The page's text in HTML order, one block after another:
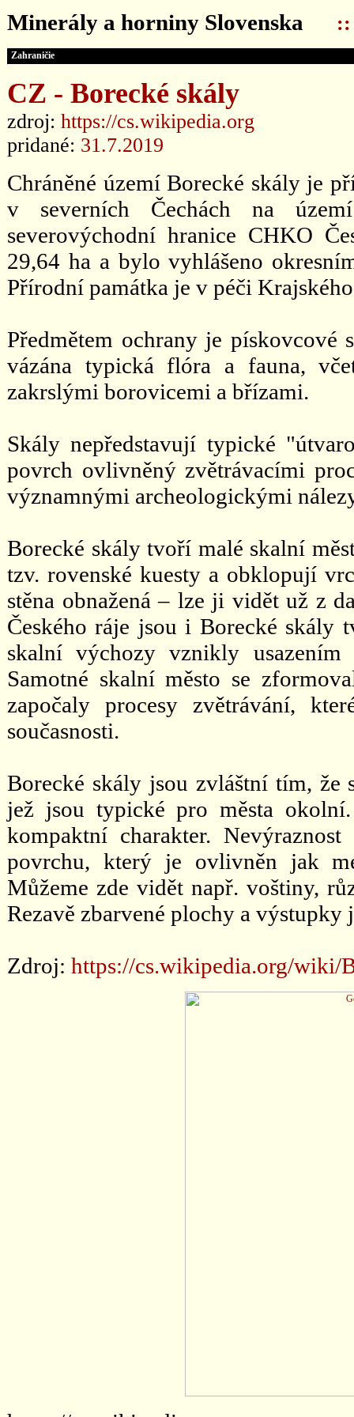
Minerály a horniny Slovenska ::
Zahraničie
CZ - Borecké skály
zdroj: https://cs.wikipedia.org
pridané: 31.7.2019
Chráněné území Borecké skály je
v severních Čechách na
severovýchodní hranice CHKO
29,64 ha a bylo vyhlášeno
Přírodní památka je v péči
Předmětem ochrany je
vázána typická flóra a fauna,
zakrslými borovicemi a břízami.
Skály nepředstavují typické
povrch ovlivněný zvětrávacími
významnými archeologickými
Borecké skály tvoří malé skalní
tzv. rovenské kuesty a obklopují
stěna obnažená – lze ji vidět už z
Českého ráje jsou i Borecké skály
skalní výchozy vznikly
Samotné skalní město se
započaly procesy zvětrávání,
současnosti.
Borecké skály jsou zvláštní tím, že
jež jsou typické pro města
kompaktní charakter.
povrchu, který je ovlivněn jak
Můžeme zde vidět např. voštiny,
Rezavě zbarvené plochy a výstupky
Zdroj: https://cs.wikipedia.org/wiki/